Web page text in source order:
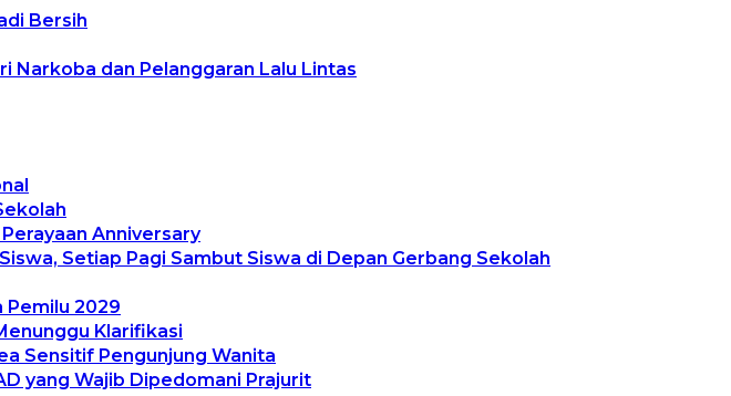
Bersih
Narkoba dan Pelanggaran Lalu Lintas
Anniversary
Setiap Pagi Sambut Siswa di Depan Gerbang Sekolah
Pemilu 2029
Klarifikasi
Sensitif Pengunjung Wanita
yang Wajib Dipedomani Prajurit